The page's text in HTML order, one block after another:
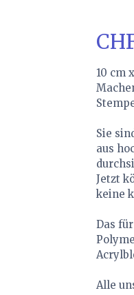
10 cm
Sie
aus
Jetzt
keine
Das
Alle